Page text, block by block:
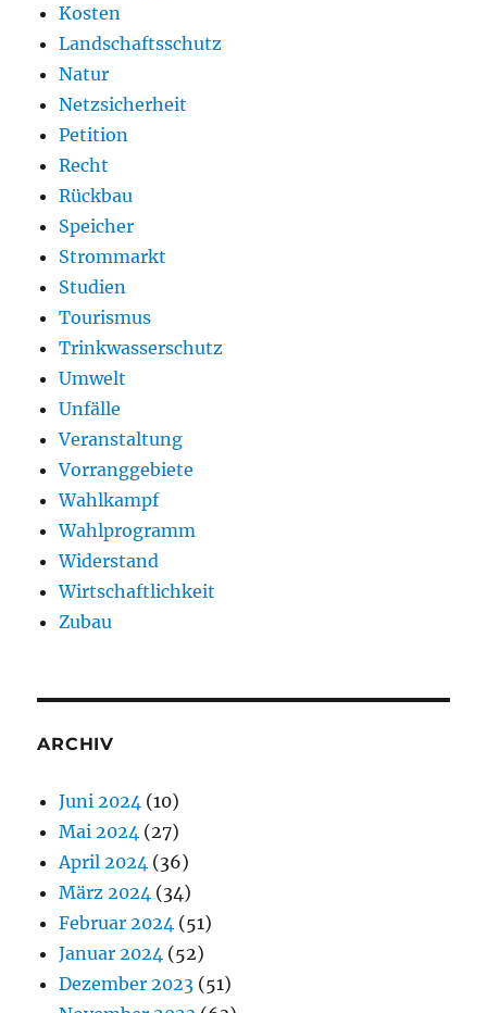
Kosten
Landschaftsschutz
Natur
Netzsicherheit
Petition
Recht
Rückbau
Speicher
Strommarkt
Studien
Tourismus
Trinkwasserschutz
Umwelt
Unfälle
Veranstaltung
Vorranggebiete
Wahlkampf
Wahlprogramm
Widerstand
Wirtschaftlichkeit
Zubau
ARCHIV
Juni 2024 (10)
Mai 2024 (27)
April 2024 (36)
März 2024 (34)
Februar 2024 (51)
Januar 2024 (52)
Dezember 2023 (51)